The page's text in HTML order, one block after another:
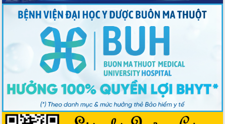
Thống nhất danh sách giới thiệu ứng
cử đại biểu Quốc hội khoá XVI và đại
biểu HĐND tỉnh Đắk Lắk, nhiệm kỳ
Phát động hai phong trào thi đua quan
trọng trong kỷ nguyên mới
Hội nghị lần thứ tư Ban Chỉ đạo công
tác bầu cử tỉnh Đắk Lắk
Hội nghị Báo cáo viên Trung ương
tháng 01/2026
Phó Thủ tướng Hồ Quốc Dũng đánh giá